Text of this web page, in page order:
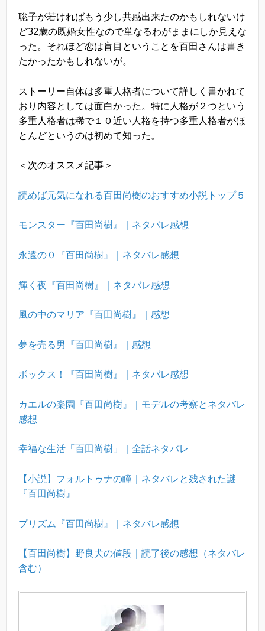
聡子が若ければもう少し共感出来たのかもしれないけ
ど32歳の既婚女性なので単なるわがままにしか見えな
った。それほど恋は盲目ということを百田さんは書き
たかったかもしれないが。
ストーリー自体は多重人格者について詳しく書かれて
おり内容としては面白かった。特に人格が２つという
多重人格者は稀で１０近い人格を持つ多重人格者がほ
とんどというのは初めて知った。
＜次のオススメ記事＞
読めば元気になれる百田尚樹のおすすめ小説トップ５
モンスター『百田尚樹』｜ネタバレ感想
永遠の０『百田尚樹』｜ネタバレ感想
輝く夜『百田尚樹』｜ネタバレ感想
風の中のマリア『百田尚樹』｜感想
夢を売る男『百田尚樹』｜感想
ボックス！『百田尚樹』｜ネタバレ感想
カエルの楽園『百田尚樹』｜モデルの考察とネタバレ
感想
幸福な生活「百田尚樹」｜全話ネタバレ
【小説】フォルトゥナの瞳｜ネタバレと残された謎
『百田尚樹』
プリズム『百田尚樹』｜ネタバレ感想
【百田尚樹】野良犬の値段｜読了後の感想（ネタバレ
含む）